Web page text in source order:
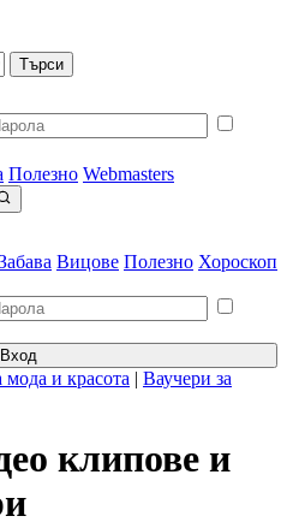
Търси
Полезно Webmasters
Вицове Полезно Хороскоп
Вход
мода и красота | Ваучери за
клипове и